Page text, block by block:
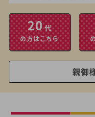
20代
の方はこちら
親御